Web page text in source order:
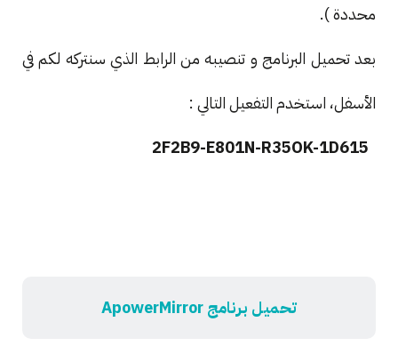
محددة ).
بعد تحميل البرنامج و تنصيبه من الرابط الذي سنتركه لكم في
الأسفل، استخدم التفعيل التالي :
2F2B9-E801N-R35OK-1D615
تحميل برنامج ApowerMirror